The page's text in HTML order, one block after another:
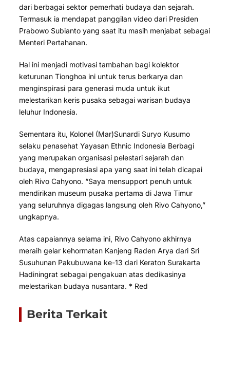
dari berbagai sektor pemerhati budaya dan sejarah.
Termasuk ia mendapat panggilan video dari Presiden
Prabowo Subianto yang saat itu masih menjabat sebagai
Menteri Pertahanan.
Hal ini menjadi motivasi tambahan bagi kolektor
keturunan Tionghoa ini untuk terus berkarya dan
menginspirasi para generasi muda untuk ikut
melestarikan keris pusaka sebagai warisan budaya
leluhur Indonesia.
Sementara itu, Kolonel (Mar)Sunardi Suryo Kusumo
selaku penasehat Yayasan Ethnic Indonesia Berbagi
yang merupakan organisasi pelestari sejarah dan
budaya, mengapresiasi apa yang saat ini telah dicapai
oleh Rivo Cahyono. “Saya mensupport penuh untuk
mendirikan museum pusaka pertama di Jawa Timur
yang seluruhnya digagas langsung oleh Rivo Cahyono,”
ungkapnya.
Atas capaiannya selama ini, Rivo Cahyono akhirnya
meraih gelar kehormatan Kanjeng Raden Arya dari Sri
Susuhunan Pakubuwana ke-13 dari Keraton Surakarta
Hadiningrat sebagai pengakuan atas dedikasinya
melestarikan budaya nusantara. * Red
Berita Terkait